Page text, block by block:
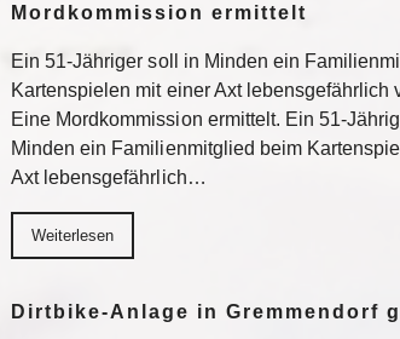
Mordkommission ermittelt
Ein 51-Jähriger soll in Minden ein
Kartenspielen mit einer Axt lebensgefährlich
Eine Mordkommission ermittelt. Ein 51-
Minden ein Familienmitglied beim
Axt lebensgefährlich…
Weiterlesen
Dirtbike-Anlage in Gremmendorf